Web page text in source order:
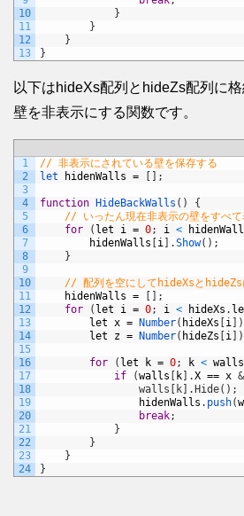
10
11
12
13
}
}
}
}
以下はhideXs配列とhideZs配列に
壁を非表示にする関数です。
1
2
3
4
5
6
7
8
9
10
11
12
13
14
15
16
17
18
19
20
21
22
23
24
// 非表示にされている壁を保存する
let
hidenWalls = ;
function HideBackWalls ( )
{
// いったん現在非表示の壁をすべて
for
( let i = 0; i <
hidenWalls
i .Show( ) ;
}
// 配列を空にしてhideXsとhideZs
hidenWalls =
;
for
( let i = 0; i < hideXs .
let x = Number( hideXs i )
let
z = Number( hideZs i )
for ( let k = 0; k < walls
if
(walls k .X == x
walls[k].Hide();
hidenWalls . push(
break;
}
}
}
}